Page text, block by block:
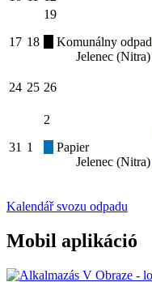
17 18
19
Komunálny odpad
Jelenec (Nitra)
24 25 26
31 1
2
Papier
Jelenec (Nitra)
Kalendář svozu odpadu
Mobil aplikáció